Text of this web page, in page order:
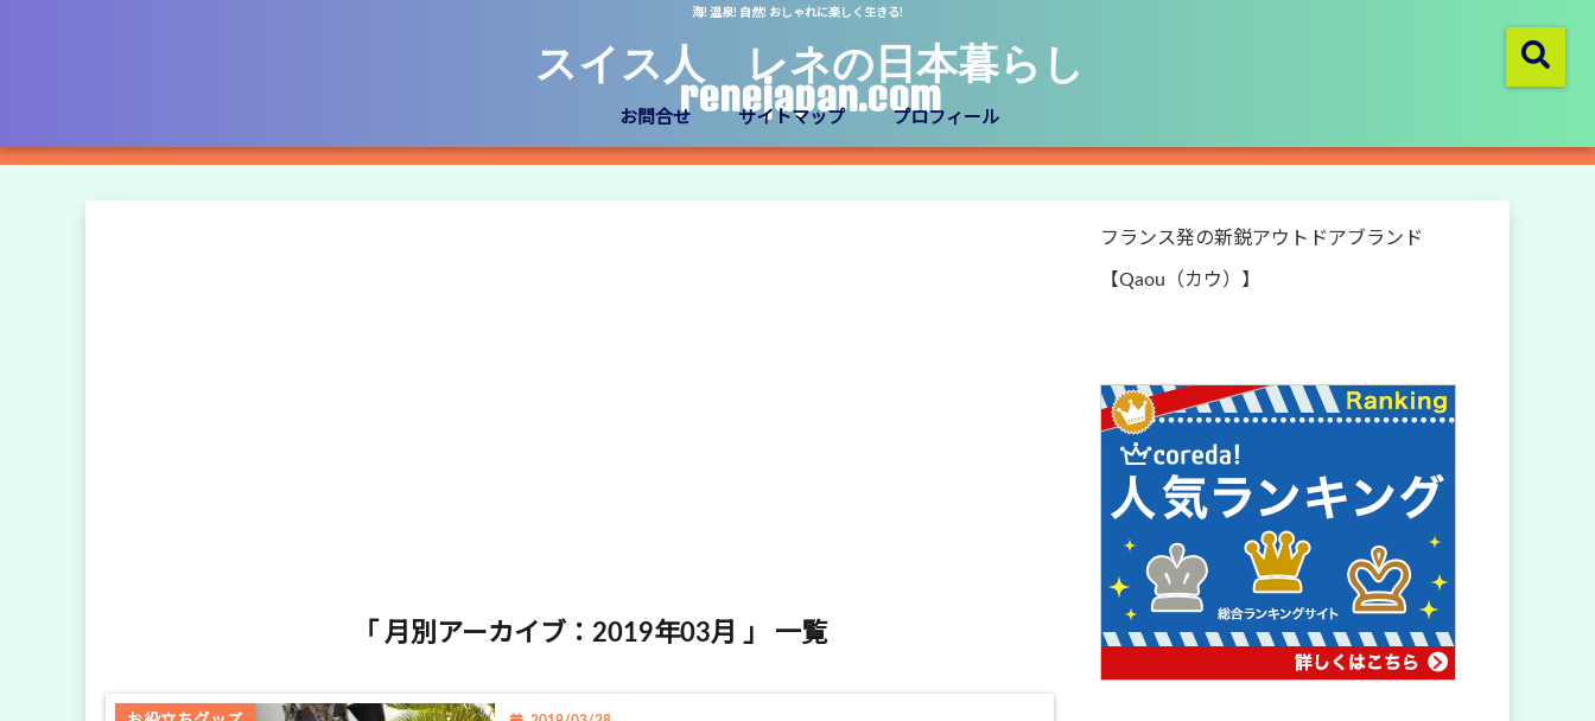
海! 温泉! 自然! おしゃれに楽しく生きる!
スイス人 レネの日本暮らし
renejapan.com
お問合せ サイトマップ プロフィール
「 月別アーカイブ：2019年03月 」 一覧
フランス発の新鋭アウトドアブランド
【Qaou（カウ）】